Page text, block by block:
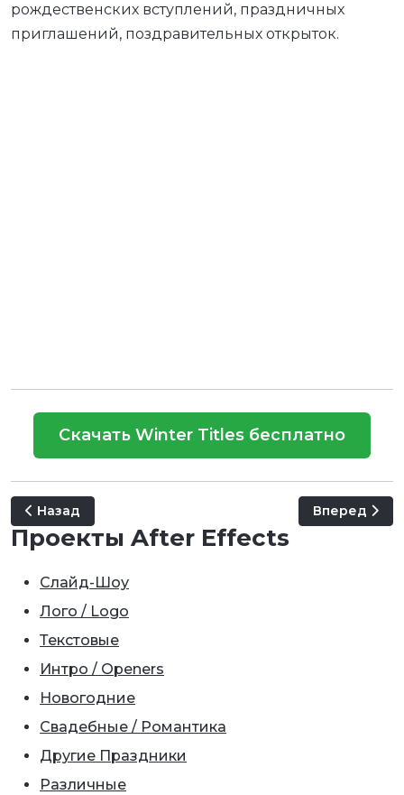
рождественских вступлений, праздничных
приглашений, поздравительных открыток.
Скачать Winter Titles бесплатно
Предыдущий: Magic | Fairy Particles Titles
Назад Следующий:
Вперед
Проекты After Effects
Слайд-Шоу
Лого / Logo
Текстовые
Интро / Openers
Новогодние
Свадебные / Романтика
Другие Праздники
Различные